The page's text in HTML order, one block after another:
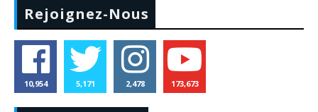
Rejoignez-Nous
10,954 5,171 2,478 173,673